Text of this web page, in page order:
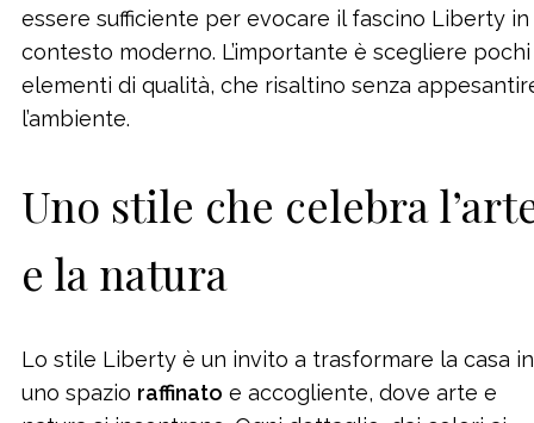
essere sufficiente per evocare il fascino Liberty in
contesto moderno. L’importante è scegliere pochi
elementi di qualità, che risaltino senza
l’ambiente.
Uno stile che celebra
e la natura
Lo stile Liberty è un invito a trasformare la casa in
uno spazio raffinato e accogliente, dove arte e